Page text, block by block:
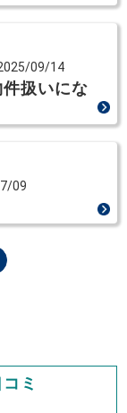
09/14
扱いにな
09
ミ